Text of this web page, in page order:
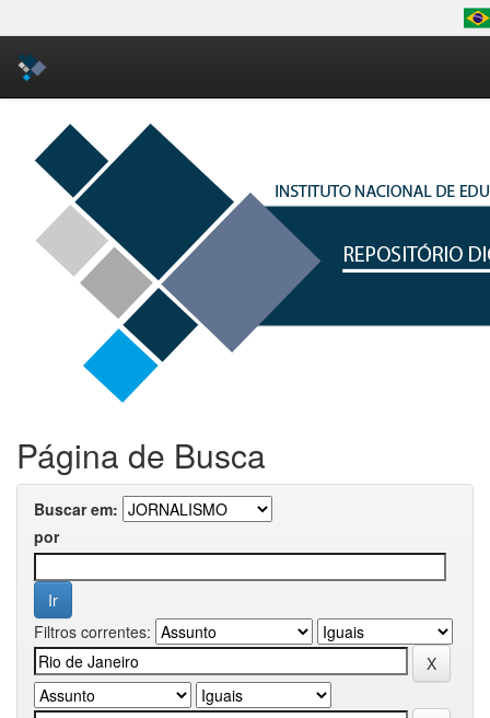
Skip
navigation
Página de Busca
Buscar em:
por
Filtros correntes: